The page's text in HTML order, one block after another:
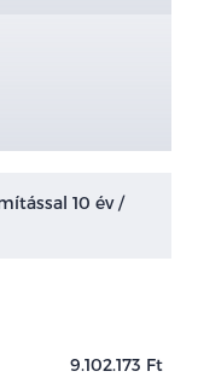
10 év /
9.102.173 Ft